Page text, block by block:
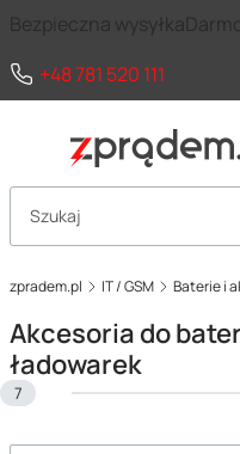
Bezpieczna wysyłka
+48 781 520 111
Otwórz wyszukiwarkę
zpradem.pl IT / GSM Baterie i
Akcesoria do
ładowarek
7